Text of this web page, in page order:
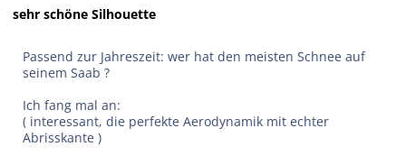
sehr schöne Silhouette
Passend zur Jahreszeit: wer hat den meisten Schnee auf
seinem Saab ?
Ich fang mal an:
( interessant, die perfekte Aerodynamik mit echter
Abrisskante )